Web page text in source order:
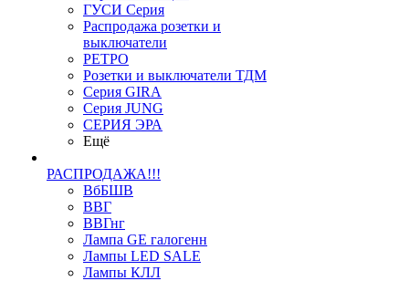
ГУСИ Серия
Распродажа розетки и
выключатели
РЕТРО
Розетки и выключатели ТДМ
Серия GIRA
Серия JUNG
СЕРИЯ ЭРА
Ещё
РАСПРОДАЖА!!!
ВбБШВ
ВВГ
ВВГнг
Лампа GE галогенн
Лампы LED SALE
Лампы КЛЛ